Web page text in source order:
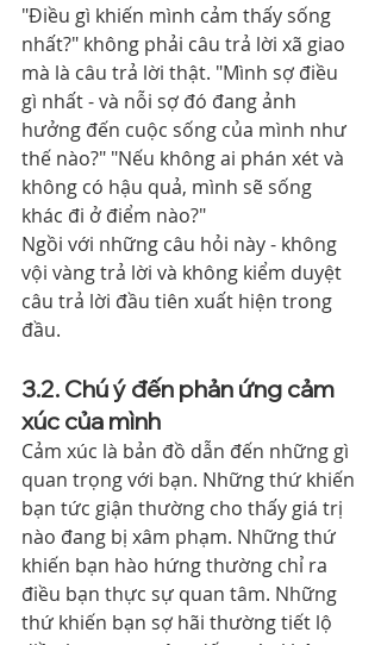
"Điều gì khiến mình cảm thấy sống
nhất?" không phải câu trả lời xã giao
mà là câu trả lời thật. "Mình sợ điều
gì nhất - và nỗi sợ đó đang ảnh
hưởng đến cuộc sống của mình như
thế nào?" "Nếu không ai phán xét và
không có hậu quả, mình sẽ sống
khác đi ở điểm nào?"
Ngồi với những câu hỏi này - không
vội vàng trả lời và không kiểm duyệt
câu trả lời đầu tiên xuất hiện trong
đầu.
3.2. Chú ý đến phản ứng cảm
xúc của mình
Cảm xúc là bản đồ dẫn đến những gì
quan trọng với bạn. Những thứ khiến
bạn tức giận thường cho thấy giá trị
nào đang bị xâm phạm. Những thứ
khiến bạn hào hứng thường chỉ ra
điều bạn thực sự quan tâm. Những
thứ khiến bạn sợ hãi thường tiết lộ